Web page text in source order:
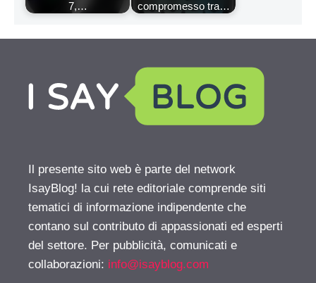
7,…
compromesso tra…
Il presente sito web è parte del network
IsayBlog! la cui rete editoriale comprende siti
tematici di informazione indipendente che
contano sul contributo di appassionati ed esperti
del settore. Per pubblicità, comunicati e
collaborazioni: info@isayblog.com